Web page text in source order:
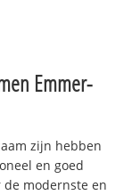
Emmer-
zijn hebben
en goed
de modernste en